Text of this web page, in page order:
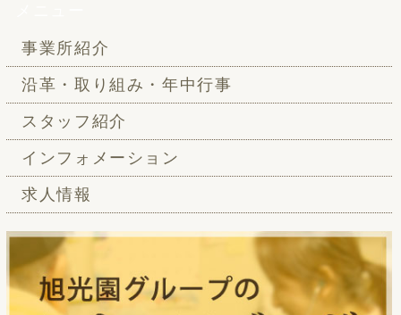
事業所紹介
沿革・取り組み・年中行事
スタッフ紹介
インフォメーション
求人情報